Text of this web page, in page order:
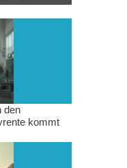
den
kommt